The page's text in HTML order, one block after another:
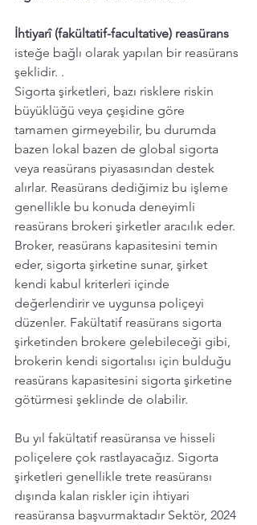
İhtiyarî (fakültatif-facultative) reasürans
isteğe bağlı olarak yapılan bir reasürans
şeklidir. .
Sigorta şirketleri, bazı risklere riskin
büyüklüğü veya çeşidine göre
tamamen girmeyebilir, bu durumda
bazen lokal bazen de global sigorta
veya reasürans piyasasından destek
alırlar. Reasürans dediğimiz bu işleme
genellikle bu konuda deneyimli
reasürans brokeri şirketler aracılık eder.
Broker, reasürans kapasitesini temin
eder, sigorta şirketine sunar, şirket
kendi kabul kriterleri içinde
değerlendirir ve uygunsa poliçeyi
düzenler. Fakültatif reasürans sigorta
şirketinden brokere gelebileceği gibi,
brokerin kendi sigortalısı için bulduğu
reasürans kapasitesini sigorta şirketine
götürmesi şeklinde de olabilir.
Bu yıl fakültatif reasüransa ve hisseli
poliçelere çok rastlayacağız. Sigorta
şirketleri genellikle trete reasüransı
dışında kalan riskler için ihtiyari
reasüransa başvurmaktadır Sektör, 2024